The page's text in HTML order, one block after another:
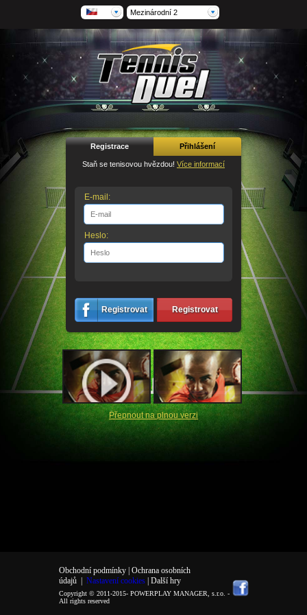
Mezinárodní 2
Registrace Přihlášení
Staň se tenisovou hvězdou! Více informací
E-mail:
Heslo:
Registrovat Registrovat
Přepnout na plnou verzi
Obchodní podmínky | Ochrana osobních
údajů| Nastavení cookies | Další hry
Copyright © 2011-2015- POWERPLAY MANAGER, s.r.o. -
All rights reserved